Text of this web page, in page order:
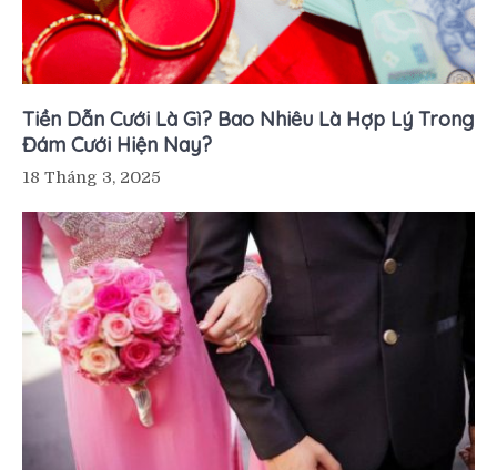
Tiền Dẫn Cưới Là Gì? Bao Nhiêu Là Hợp Lý Trong
Đám Cưới Hiện Nay?
18 Tháng 3, 2025